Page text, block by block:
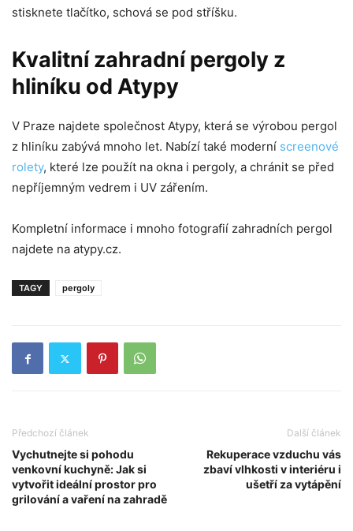
stisknete tlačítko, schová se pod stříšku.
Kvalitní zahradní pergoly z
hliníku od Atypy
V Praze najdete společnost Atypy, která se výrobou pergol
z hliníku zabývá mnoho let. Nabízí také moderní screenové
rolety, které lze použít na okna i pergoly, a chránit se před
nepříjemným vedrem i UV zářením.
Kompletní informace i mnoho fotografií zahradních pergol
najdete na atypy.cz.
TAGY pergoly
Předchozí článek
Vychutnejte si pohodu
venkovní kuchyně: Jak si
vytvořit ideální prostor pro
grilování a vaření na zahradě
Další článek
Rekuperace vzduchu vás
zbaví vlhkosti v interiéru i
ušetří za vytápění